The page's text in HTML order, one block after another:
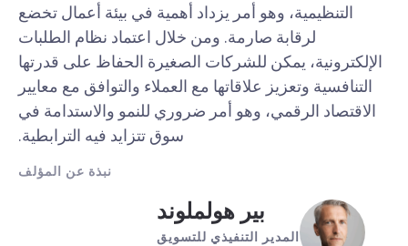
التنظيمية، وهو أمر يزداد أهمية في بيئة أعمال تخضع
لرقابة صارمة. ومن خلال اعتماد نظام الطلبات
الإلكترونية، يمكن للشركات الصغيرة الحفاظ على قدرتها
التنافسية وتعزيز علاقاتها مع العملاء والتوافق مع معايير
الاقتصاد الرقمي، وهو أمر ضروري للنمو والاستدامة في
سوق تتزايد فيه الترابطية.
نبذة عن المؤلف
بير هولملوند
المدير التنفيذي للتسويق